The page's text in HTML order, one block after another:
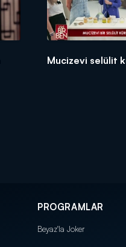
Mucizevi selülit
PROGRAMLAR
Beyaz'la Joker